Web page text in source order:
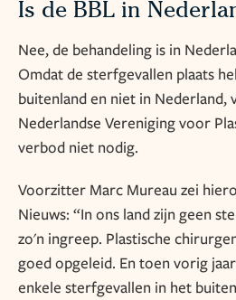
Is de BBL in
Nee, de behandeling is in
Omdat de sterfgevallen plaats
buitenland en niet in Nederland,
Nederlandse Vereniging voor
verbod niet nodig.
Voorzitter Marc Mureau zei
Nieuws: “In ons land zijn geen
zo'n ingreep. Plastische
goed opgeleid. En toen vorig
enkele sterfgevallen in het